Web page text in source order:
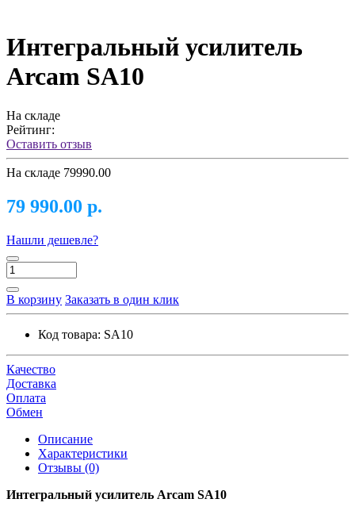
Интегральный усилитель
Arcam SA10
На складе
Рейтинг:
Оставить отзыв
На складе 79990.00
79 990.00 р.
Нашли дешевле?
В корзину Заказать в один клик
Код товара: SA10
Качество
Доставка
Оплата
Обмен
Описание
Характеристики
Отзывы (0)
Интегральный усилитель Arcam SA10